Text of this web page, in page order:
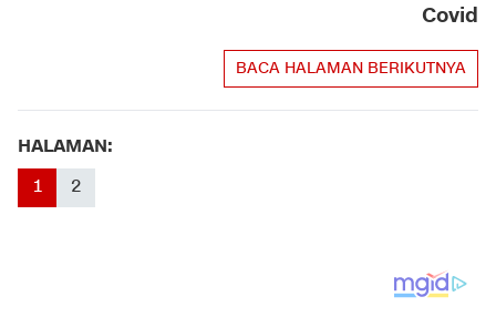
Covid
BACA HALAMAN BERIKUTNYA
HALAMAN:
1 2